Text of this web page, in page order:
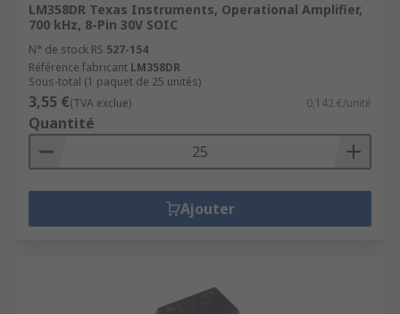
LM358DR Texas Instruments, Operational Amplifier,
700 kHz, 8-Pin 30V SOIC
N° de stock RS 527-154
Référence fabricant LM358DR
Sous-total (1 paquet de 25 unités)
3,55 €(TVA exclue) 0,142 €/unité
Quantité
Ajouter